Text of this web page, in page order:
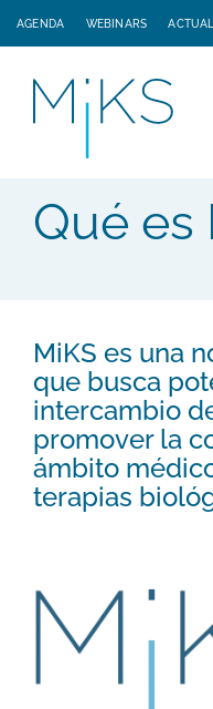
AGENDA WEBINARS
Qué es
MiKS es una
que busca
intercambio
promover la
ámbito
terapias